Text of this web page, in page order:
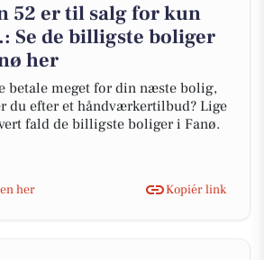
52 er til salg for kun
Se de billigste boliger
her
betale meget for din næste bolig,
du efter et håndværkertilbud? Lige
fald de billigste boliger i Fanø.
her
Kopiér link